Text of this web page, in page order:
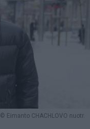
© Eimanto CHACHLOVO nuotr.